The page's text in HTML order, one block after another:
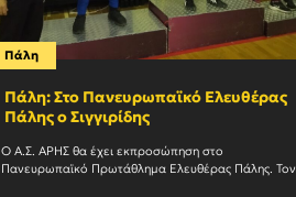
Πάλη
Πάλη: Στο Πανευρωπαϊκό Ελευθέρας
Πάλης ο Σιγγιρίδης
Ο Α.Σ. ΑΡΗΣ θα έχει εκπροσώπηση στο
Πανευρωπαϊκό Πρωτάθλημα Ελευθέρας Πάλης. Τον